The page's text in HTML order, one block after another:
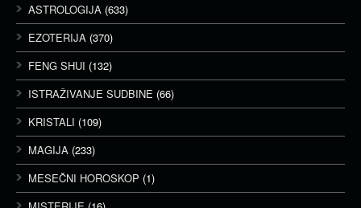
ASTROLOGIJA (633)
EZOTERIJA (370)
FENG SHUI (132)
ISTRAŽIVANJE SUDBINE (66)
KRISTALI (109)
MAGIJA (233)
MESEČNI HOROSKOP (1)